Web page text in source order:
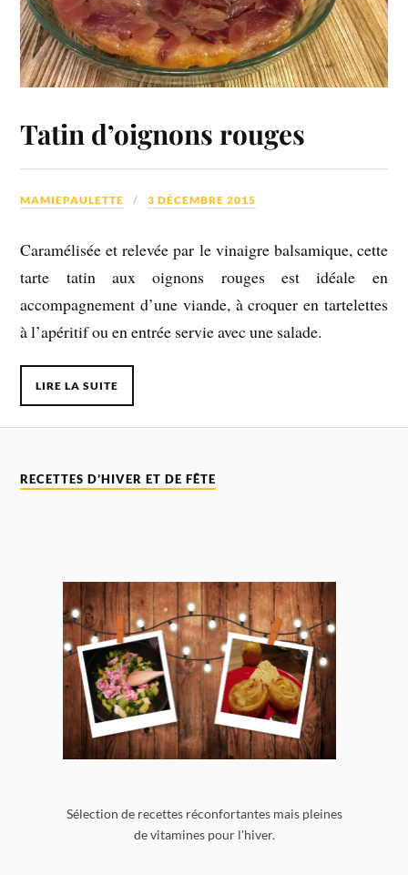
Tatin d’oignons rouges
MAMIEPAULETTE 3 DÉCEMBRE 2015
Caramélisée et relevée par le vinaigre balsamique, cette
tarte tatin aux oignons rouges est idéale en
accompagnement d’une viande, à croquer en tartelettes
à l’apéritif ou en entrée servie avec une salade.
LIRE LA SUITE
RECETTES D’HIVER ET DE FÊTE
Sélection de recettes réconfortantes mais pleines
de vitamines pour l'hiver.